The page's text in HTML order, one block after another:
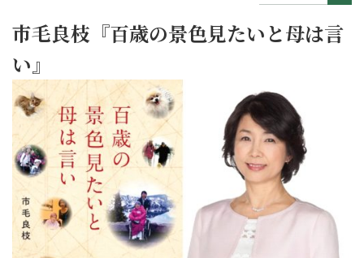
市毛良枝『百歳の景色見たいと母は言
い』